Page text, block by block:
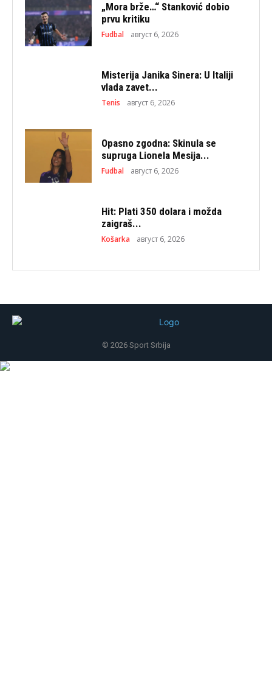
„Mora brže…“ Stanković dobio
prvu kritiku
Fudbal август 6, 2026
Misterija Janika Sinera: U Italiji
vlada zavet...
Tenis август 6, 2026
Opasno zgodna: Skinula se
supruga Lionela Mesija...
Fudbal август 6, 2026
Hit: Plati 350 dolara i možda
zaigraš...
Košarka август 6, 2026
© 2026 Sport Srbija